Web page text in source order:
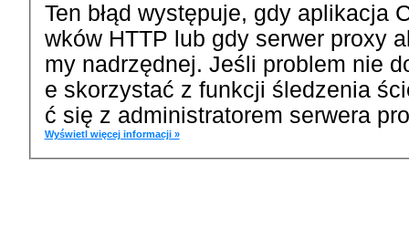
Ten błąd występuje, gdy aplikacja
wków HTTP lub gdy serwer proxy
my nadrzędnej. Jeśli problem nie
e skorzystać z funkcji śledzenia
ć się z administratorem serwera
Wyświetl więcej informacji »